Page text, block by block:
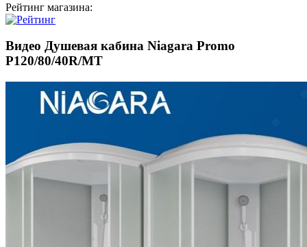
Рейтинг магазина:
Видео Душевая кабина Niagara Promo
P120/80/40R/MT